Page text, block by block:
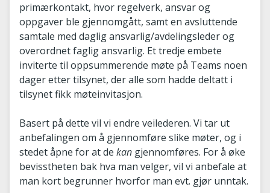
primærkontakt, hvor regelverk, ansvar og
oppgaver ble gjennomgått, samt en avsluttende
samtale med daglig ansvarlig/avdelingsleder og
overordnet faglig ansvarlig. Et tredje embete
inviterte til oppsummerende møte på Teams noen
dager etter tilsynet, der alle som hadde deltatt i
tilsynet fikk møteinvitasjon.
Basert på dette vil vi endre veilederen. Vi tar ut
anbefalingen om å gjennomføre slike møter, og i
stedet åpne for at de kan gjennomføres. For å øke
bevisstheten bak hva man velger, vil vi anbefale at
man kort begrunner hvorfor man evt. gjør unntak.